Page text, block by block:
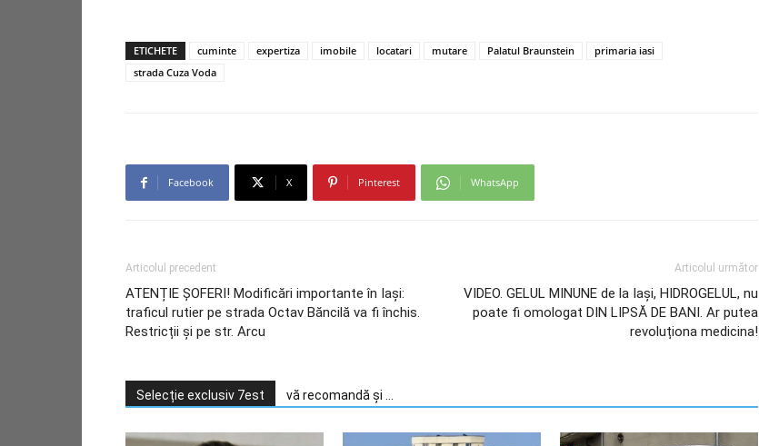
ETICHETE cuminte expertiza imobile locatari mutare Palatul Braunstein
primaria iasi
strada Cuza Voda
Facebook X Pinterest WhatsApp
Articolul precedent
ATENȚIE ȘOFERI! Modificări importante în Iași:
traficul rutier pe strada Octav Băncilă va fi închis.
Restricții și pe str. Arcu
Articolul următor
VIDEO. GELUL MINUNE de la Iași, HIDROGELUL, nu
poate fi omologat DIN LIPSĂ DE BANI. Ar putea
revoluționa medicina!
Selecție exclusiv 7est vă recomandă și ...